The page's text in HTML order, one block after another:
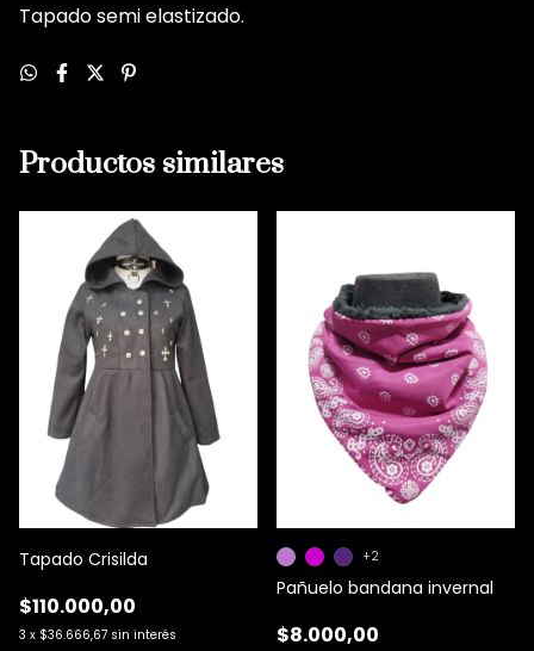
Tapado semi elastizado.
Productos similares
Tapado Crisilda
$110.000,00
3 x $36.666,67 sin interés
Pañuelo bandana invernal
$8.000,00
+2